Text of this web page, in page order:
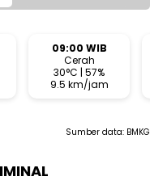
09:00 WIB
Cerah
30°C | 57%
9.5 km/jam
Sumber data: BMKG